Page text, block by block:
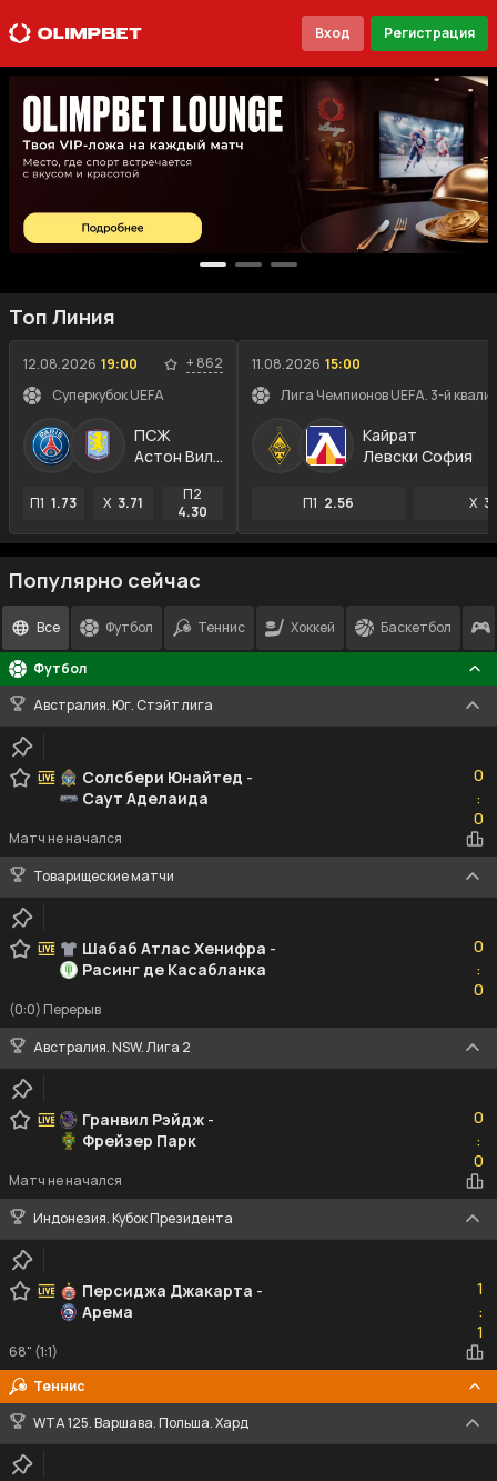
Вход Регистрация
Топ Линия
12.08.2026 19:00 +862
Суперкубок UEFA
ПСЖ
Астон Вилла
П1 1.73 X 3.71
П2
4.30
11.08.2026 15:00
Лига Чемпионов UEFA. 3-й
Кайрат
Левски София
П1 2.56 X
Популярно сейчас
Все Футбол Теннис Хоккей Баскетбол
Футбол
Австралия. Юг. Стэйт лига
Солсбери Юнайтeд -
Саут Аделаида
0
:0
0
Матч не начался
Товарищеские матчи
Шабаб Атлас Хенифра -
Расинг де Касабланка
0
:0
0
(0:0) Перерыв
Австралия. NSW. Лига 2
Гранвил Рэйдж -
Фрейзер Парк
0
:0
0
Матч не начался
Индонезия. Кубок Президента
Персиджа Джакарта -
Арема
1
:1
1
68" (1:1)
Теннис
WTA 125. Варшава. Польша. Хард